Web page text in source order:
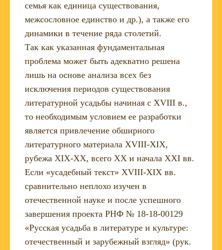
семья как единица существования,
межсословное единство и др.), а также его
динамики в течение ряда столетий.
Так как указанная фундаментальная
проблема может быть адекватно решена
лишь на основе анализа всех без
исключения периодов существования
литературной усадьбы начиная с XVIII в.,
то необходимым условием ее разработки
является привлечение обширного
литературного материала XVIII-XIX,
рубежа XIX-XX, всего XX и начала XXI вв.
Если «усадебный текст» XVIII-XIX вв.
сравнительно неплохо изучен в
отечественной науке и после успешного
завершения проекта РНФ № 18-18-00129
«Русская усадьба в литературе и культуре:
отечественный и зарубежный взгляд» (рук.